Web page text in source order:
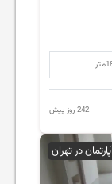
متر
242 روز پیش
در تهران